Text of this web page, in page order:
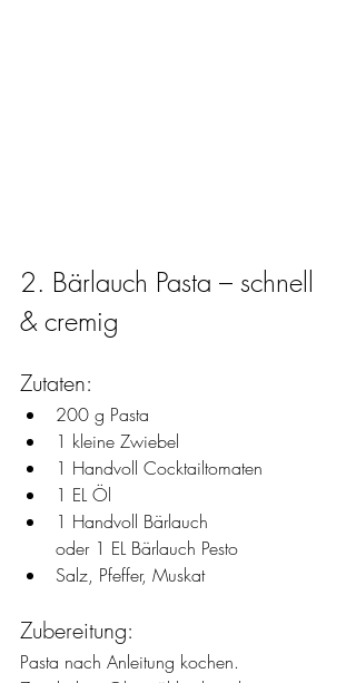
2. Bärlauch Pasta – schnell
& cremig
Zutaten:
200 g Pasta
1 kleine Zwiebel
1 Handvoll Cocktailtomaten
1 EL Öl
1 Handvoll Bärlauch
oder 1 EL Bärlauch Pesto
Salz, Pfeffer, Muskat
Zubereitung:
Pasta nach Anleitung kochen.